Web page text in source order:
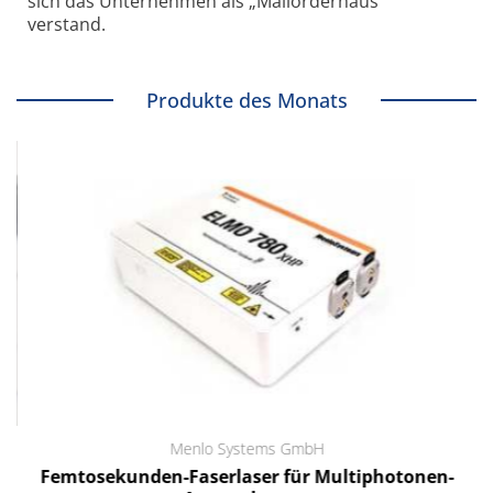
verstand.
Produkte des Monats
Menlo Systems GmbH
Femtosekunden-Faserlaser für Multiphotonen-